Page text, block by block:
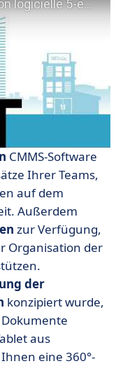
CMMS-Software
Ihrer Teams,
auf dem
Außerdem
zur Verfügung,
Organisation der
der
konzipiert wurde,
aus
eine 360°-